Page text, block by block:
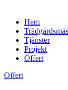
Hem
Tjänster
Projekt
Offert
Offert